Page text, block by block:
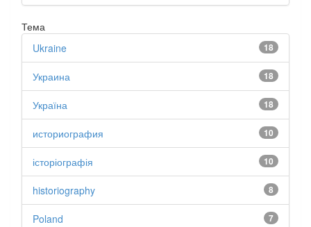
Тема
18
Ukraine
18
Украина
18
Україна
10
историография
10
історіографія
8
historiography
7
Poland